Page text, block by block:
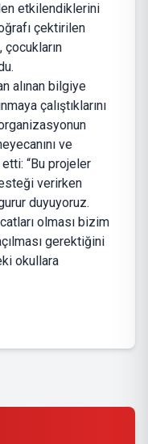
etkilendiklerini
çektirilen
alınan bilgiye
çalıştıklarını
ve
“Bu projeler
verirken
duyuyoruz.
olması bizim
gerektiğini
okullara